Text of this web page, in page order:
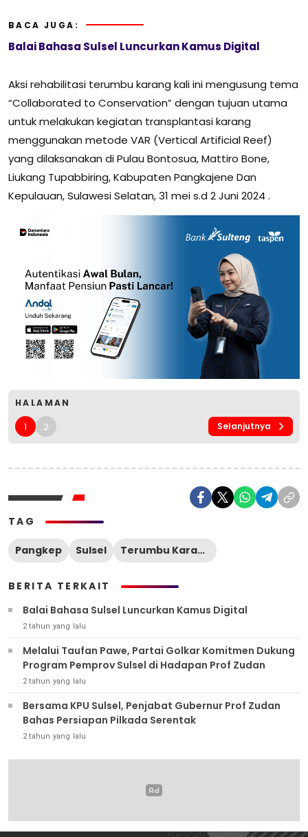
BACA JUGA:
Balai Bahasa Sulsel Luncurkan Kamus Digital
Aksi rehabilitasi terumbu karang kali ini mengusung tema
“Collaborated to Conservation” dengan tujuan utama
untuk melakukan kegiatan transplantasi karang
menggunakan metode VAR (Vertical Artificial Reef)
yang dilaksanakan di Pulau Bontosua, Mattiro Bone,
Liukang Tupabbiring, Kabupaten Pangkajene Dan
Kepulauan, Sulawesi Selatan, 31 mei s.d 2 Juni 2024 .
HALAMAN
1 2 Selanjutnya
TAG
Pangkep Sulsel Terumbu Karang
BERITA TERKAIT
Balai Bahasa Sulsel Luncurkan Kamus Digital
2 tahun yang lalu
Melalui Taufan Pawe, Partai Golkar Komitmen Dukung
Program Pemprov Sulsel di Hadapan Prof Zudan
2 tahun yang lalu
Bersama KPU Sulsel, Penjabat Gubernur Prof Zudan
Bahas Persiapan Pilkada Serentak
2 tahun yang lalu